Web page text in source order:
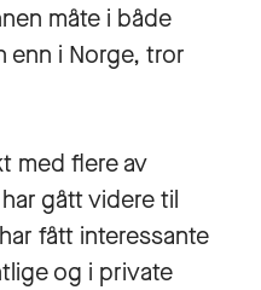
måte i både
enn i Norge, tror
med flere av
gått videre til
fått interessante
og i private